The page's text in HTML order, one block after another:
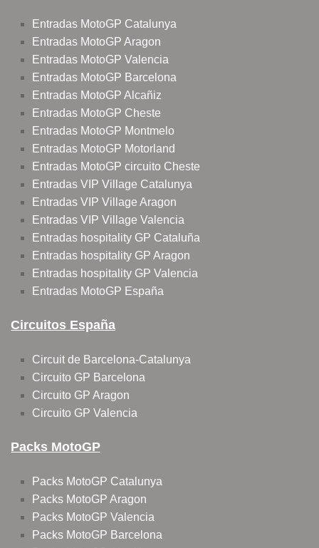
Entradas MotoGP Catalunya
Entradas MotoGP Aragon
Entradas MotoGP Valencia
Entradas MotoGP Barcelona
Entradas MotoGP Alcañiz
Entradas MotoGP Cheste
Entradas MotoGP Montmelo
Entradas MotoGP Motorland
Entradas MotoGP circuito Cheste
Entradas VIP Village Catalunya
Entradas VIP Village Aragon
Entradas VIP Village Valencia
Entradas hospitality GP Cataluña
Entradas hospitality GP Aragon
Entradas hospitality GP Valencia
Entradas MotoGP España
Circuitos España
Circuit de Barcelona-Catalunya
Circuito GP Barcelona
Circuito GP Aragon
Circuito GP Valencia
Packs MotoGP
Packs MotoGP Catalunya
Packs MotoGP Aragon
Packs MotoGP Valencia
Packs MotoGP Barcelona